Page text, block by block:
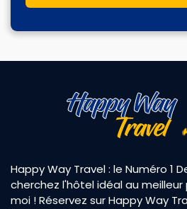
Happy Way Travel : le Numéro 1
cherchez l'hôtel idéal au meilleur
moi ! Réservez sur Happy Way